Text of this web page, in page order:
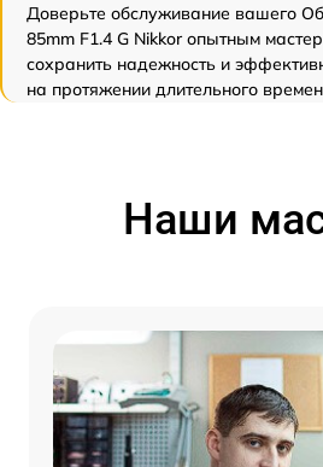
Доверьте обслуживание вашего
85mm F1.4 G Nikkor опытным
сохранить надежность и
на протяжении длительного
Наши